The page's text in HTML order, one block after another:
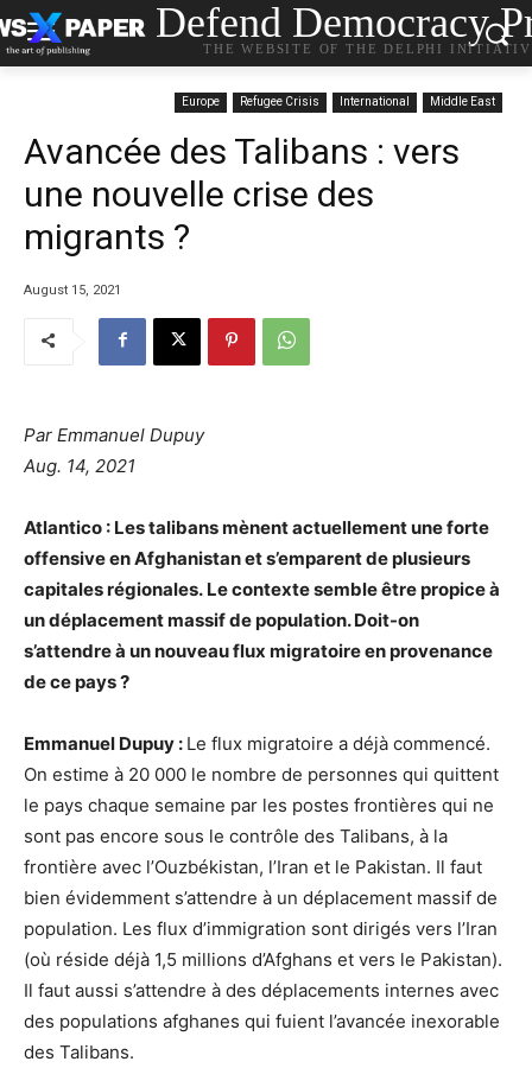
Defend Democracy
THE WEBSITE OF THE DELPHI
Europe Refugee Crisis International Middle East
Avancée des Talibans : vers
une nouvelle crise des
migrants ?
August 15, 2021
Par Emmanuel Dupuy
Aug. 14, 2021
Atlantico : Les talibans mènent actuellement une forte
offensive en Afghanistan et s’emparent de plusieurs
capitales régionales. Le contexte semble être propice à
un déplacement massif de population. Doit-on
s’attendre à un nouveau flux migratoire en provenance
de ce pays ?
Emmanuel Dupuy : Le flux migratoire a déjà commencé.
On estime à 20 000 le nombre de personnes qui quittent
le pays chaque semaine par les postes frontières qui ne
sont pas encore sous le contrôle des Talibans, à la
frontière avec l’Ouzbékistan, l’Iran et le Pakistan. Il faut
bien évidemment s’attendre à un déplacement massif de
population. Les flux d’immigration sont dirigés vers l’Iran
(où réside déjà 1,5 millions d’Afghans et vers le Pakistan).
Il faut aussi s’attendre à des déplacements internes avec
des populations afghanes qui fuient l’avancée inexorable
des Talibans.